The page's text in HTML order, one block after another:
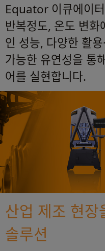
Equator 이큐에이
반복정도, 온도 변화
인 성능, 다양한 활
가능한 유연성을 통
어를 실현합니다.
산업 제조 현장
솔루션